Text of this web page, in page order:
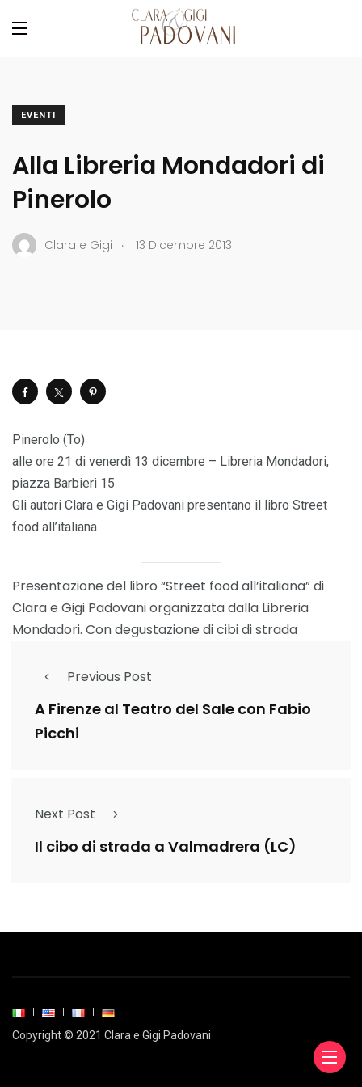
EVENTI
Alla Libreria Mondadori di
Pinerolo
Clara e Gigi . 13 Dicembre 2013
Pinerolo (To)
alle ore 21 di venerdì 13 dicembre – Libreria Mondadori,
piazza Barbieri 15
Gli autori Clara e Gigi Padovani presentano il libro Street
food all’italiana
Presentazione del libro “Street food all’italiana” di
Clara e Gigi Padovani organizzata dalla Libreria
Mondadori. Con degustazione di cibi di strada
Previous Post
A Firenze al Teatro del Sale con Fabio
Picchi
Next Post
Il cibo di strada a Valmadrera (LC)
Copyright © 2021 Clara e Gigi Padovani